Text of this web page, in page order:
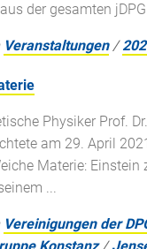
der gesamten
Veranstaltungen /
Physiker Prof.
am 29. April
Materie: Einstein
...
Vereinigungen der